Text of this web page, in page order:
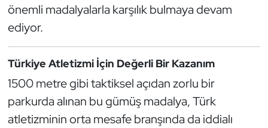
önemli madalyalarla karşılık bulmaya devam
ediyor.
Türkiye Atletizmi İçin Değerli Bir Kazanım
1500 metre gibi taktiksel açıdan zorlu bir
parkurda alınan bu gümüş madalya, Türk
atletizminin orta mesafe branşında da iddialı
Masa Tenisi
Modern Pentatlon
Muay Thai